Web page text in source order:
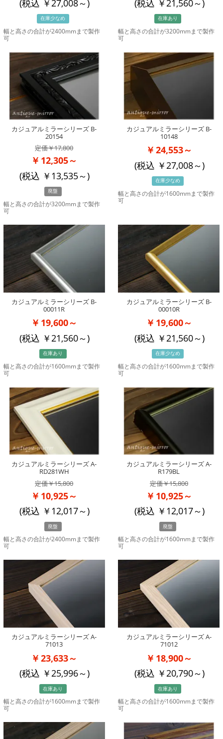
(税込 27,008～)
在庫少なめ
幅と高さの合計が2400mmまで製作
可
(税込 21,560～)
在庫あり
幅と高さの合計が3200mmまで製作
可
カジュアルミラーシリーズ B-
20154
17,800
12,305～
(税込
13,535～)
廃盤
幅と高さの合計が3200mmまで製作
可
カジュアルミラーシリーズ B-
10148
24,553～
(税込
27,008～)
在庫少なめ
幅と高さの合計が1600mmまで製作
可
カジュアルミラーシリーズ B-
00011R
19,600～
(税込
21,560～)
在庫あり
幅と高さの合計が1600mmまで製作
可
カジュアルミラーシリーズ B-
00010R
19,600～
(税込
21,560～)
在庫少なめ
幅と高さの合計が1600mmまで製作
可
カジュアルミラーシリーズ A-
RD281WH
15,800
10,925～
(税込
12,017～)
廃盤
幅と高さの合計が2400mmまで製作
可
カジュアルミラーシリーズ A-
R179BL
15,800
10,925～
(税込
12,017～)
廃盤
幅と高さの合計が1600mmまで製作
可
カジュアルミラーシリーズ A-
71013
23,633～
(税込
25,996～)
在庫あり
幅と高さの合計が1600mmまで製作
可
カジュアルミラーシリーズ A-
71012
18,900～
(税込
20,790～)
在庫あり
幅と高さの合計が1600mmまで製作
可